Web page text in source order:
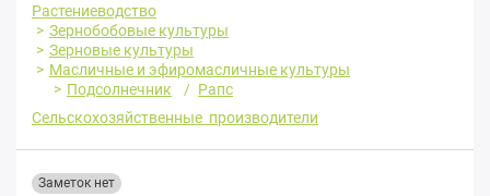
Растениеводство
Зернобобовые культуры
Зерновые культуры
Масличные и эфиромасличные культуры
Подсолнечник
Рапс
Сельскохозяйственные производители
Заметок нет